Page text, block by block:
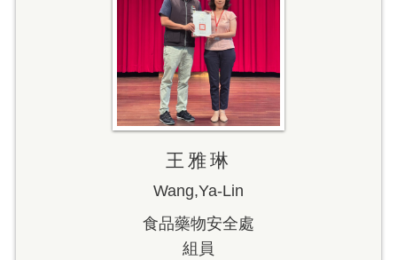
王雅琳
Wang,Ya-Lin
食品藥物安全處
組員